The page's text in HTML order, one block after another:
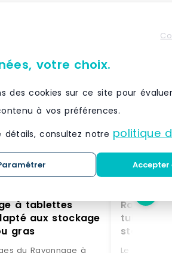
à tablettes
aux stockage
gras
du Rayonnage à
tubulaires conçu
stockage
peu
Le
votre choix.
des cookies sur ce site pour
à vos préférences.
détails, consultez notre politique